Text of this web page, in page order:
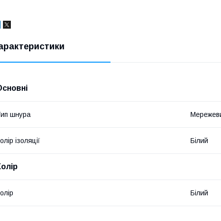
шнура
ізоляції Білий
Білий